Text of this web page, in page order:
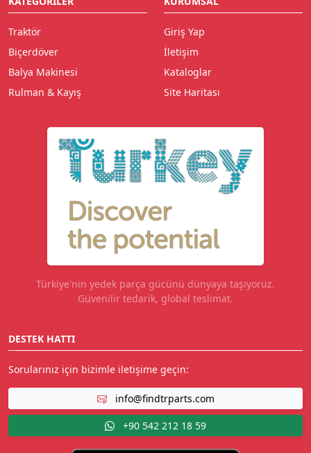
Traktör
Biçerdöver
Balya Makinesi
Rulman & Kayış
Giriş Yap
İletişim
Kataloglar
Site Haritası
Türkiye'nin yedek parça gücünü dünyaya taşıyoruz.
Güvenilir tedarik, global teslimat.
DESTEK HATTI
Sorularınız için bizimle iletişime geçin:
info@findtrparts.com
+90 542 212 18 59